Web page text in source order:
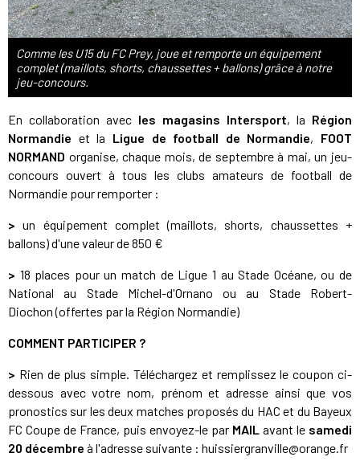
Comme les U15 du FC Prey, joue et remporte un équipement
complet (maillots, shorts, chaussettes + ballons) grâce à notre
jeu-concours.
En collaboration avec les magasins Intersport, la Région
Normandie et la Ligue de football de Normandie, FOOT
NORMAND organise, chaque mois, de septembre à mai, un jeu-
concours ouvert à tous les clubs amateurs de football de
Normandie pour remporter :
> un équipement complet (maillots, shorts, chaussettes +
ballons) d'une valeur de 850 €
> 18 places pour un match de Ligue 1 au Stade Océane, ou de
National au Stade Michel-d'Ornano ou au Stade Robert-
Diochon (offertes par la Région Normandie)
COMMENT PARTICIPER ?
> Rien de plus simple. Téléchargez et remplissez le coupon ci-
dessous avec votre nom, prénom et adresse ainsi que vos
pronostics sur les deux matches proposés du HAC et du Bayeux
FC Coupe de France, puis envoyez-le par MAIL avant le samedi
20 décembre à l'adresse suivante : huissiergranville@orange.fr